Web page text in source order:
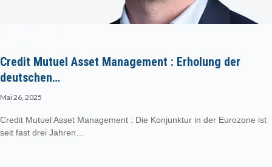
Credit Mutuel Asset Management : Erholung der
deutschen…
Mai 26, 2025
Credit Mutuel Asset Management : Die Konjunktur in der Eurozone ist
seit fast drei Jahren…